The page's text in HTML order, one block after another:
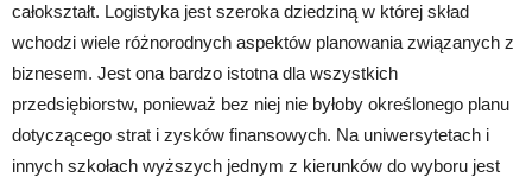
całokształt. Logistyka jest szeroka dziedziną w której skład
wchodzi wiele różnorodnych aspektów planowania związanych z
biznesem. Jest ona bardzo istotna dla wszystkich
przedsiębiorstw, ponieważ bez niej nie byłoby określonego planu
dotyczącego strat i zysków finansowych. Na uniwersytetach i
innych szkołach wyższych jednym z kierunków do wyboru jest